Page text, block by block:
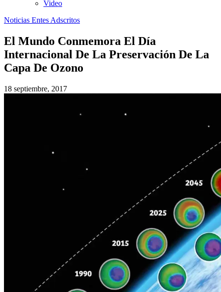
Video
Noticias Entes Adscritos
El Mundo Conmemora El Día
Internacional De La Preservación De La
Capa De Ozono
18 septiembre, 2017